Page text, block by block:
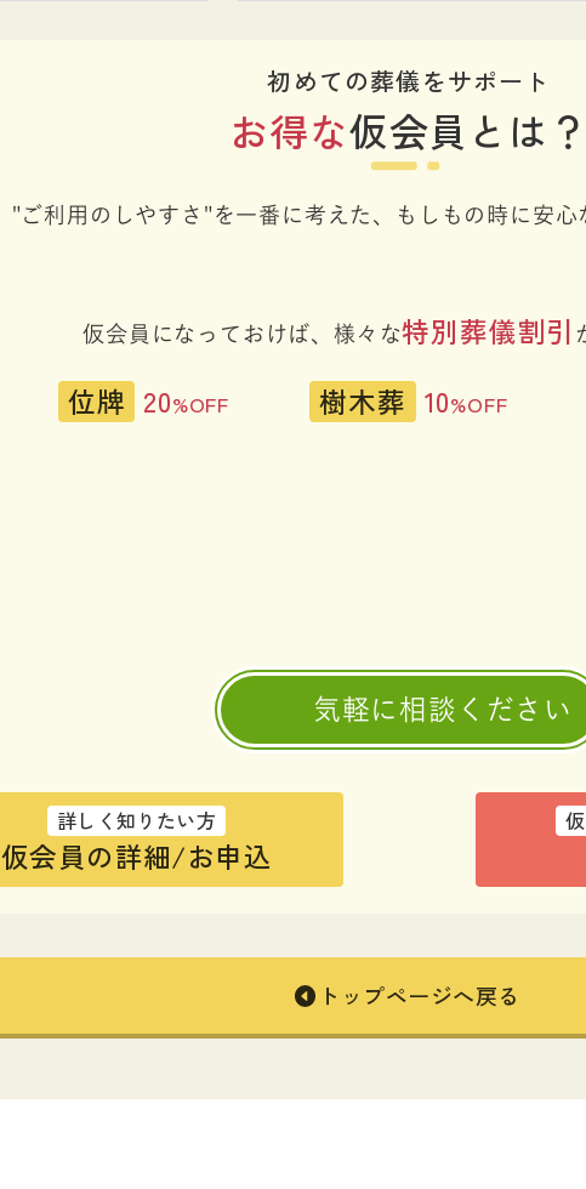
初めての葬儀をサポート
お得な仮会員とは？
"ご利用のしやすさ"を一番に考えた、 もしもの時に安心
仮会員になっておけば、 様々な特別葬儀割引
位牌 20%OFF 樹木葬 10%OFF
気軽に相談ください
詳しく知りたい方
仮会員の詳細/お申込
トップページへ戻る